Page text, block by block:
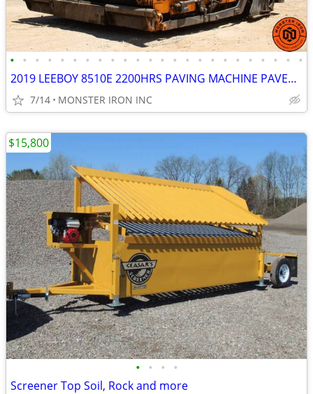
• • • • • • • • • • • • • • • • • • • • • • • •
2019 LEEBOY 8510E 2200HRS PAVING MACHINE PAVER CLEAN
7/14 MONSTER IRON INC
• • • •
Screener Top Soil, Rock and more
$15,800